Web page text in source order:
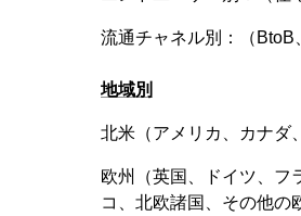
流通チャネル別：（BtoB
地域別
北米（アメリカ、カナダ
欧州（英国、ドイツ、フ
コ、北欧諸国、その他の